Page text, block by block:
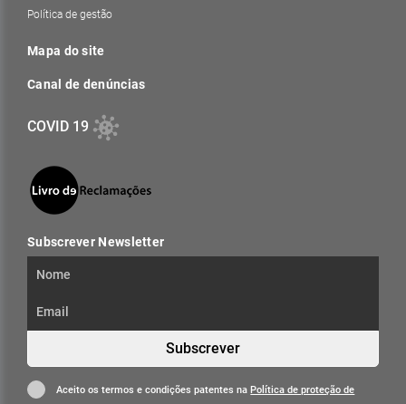
Política de gestão
Mapa do site
Canal de denúncias
COVID 19
Subscrever Newsletter
Subscrever
Aceito os termos e condições patentes naPolítica de proteção de